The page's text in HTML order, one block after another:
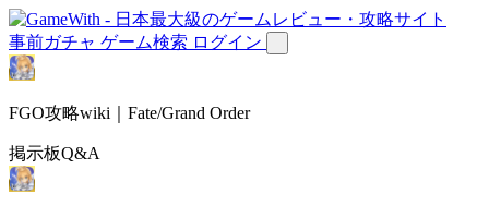
事前ガチャ ゲーム検索 ログイン
FGO攻略wiki｜Fate/Grand Order
掲示板Q&A